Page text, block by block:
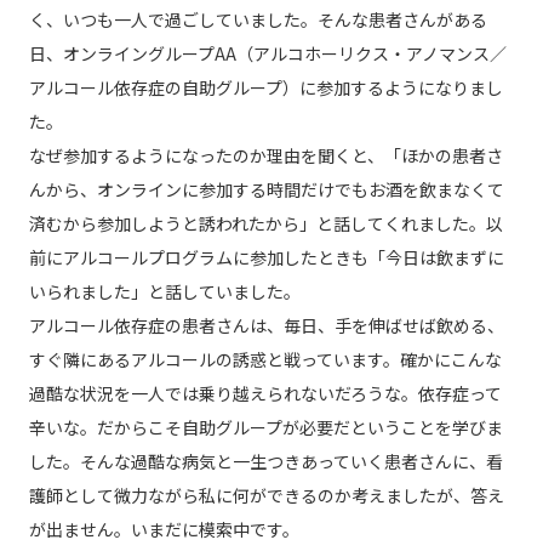
く、いつも一人で過ごしていました。そんな患者さんがある
日、オンライングループAA（アルコホーリクス・アノマンス／
アルコール依存症の自助グループ）に参加するようになりまし
た。
なぜ参加するようになったのか理由を聞くと、「ほかの患者さ
んから、オンラインに参加する時間だけでもお酒を飲まなくて
済むから参加しようと誘われたから」と話してくれました。以
前にアルコールプログラムに参加したときも「今日は飲まずに
いられました」と話していました。
アルコール依存症の患者さんは、毎日、手を伸ばせば飲める、
すぐ隣にあるアルコールの誘惑と戦っています。確かにこんな
過酷な状況を一人では乗り越えられないだろうな。依存症って
辛いな。だからこそ自助グループが必要だということを学びま
した。そんな過酷な病気と一生つきあっていく患者さんに、看
護師として微力ながら私に何ができるのか考えましたが、答え
が出ません。いまだに模索中です。